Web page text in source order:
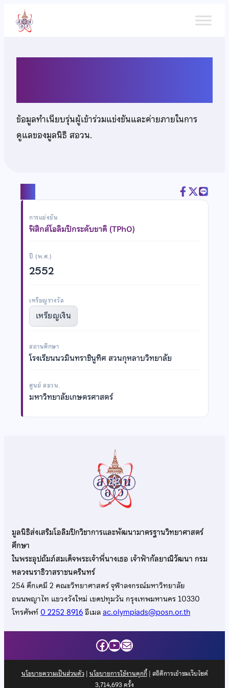
เนื้อหา
ข้อมูลทำเนียบรุ่นผู้เข้าร่วมแข่งขันและค่ายภายในการ
ดูแลของมูลนิธิ สอวน.
การแข่งขัน
ฟิสิกส์โอลิมปิกระดับชาติ (TPhO)
ปี (พ.ศ.)
2552
เหรียญรางวัล
เหรียญเงิน
สถานศึกษา
โรงเรียนนวมินทราชินูทิศ สวนกุหลาบวิทยาลัย
ศูนย์ สอวน.
มหาวิทยาลัยเกษตรศาสตร์
มูลนิธิส่งเสริมโอลิมปิกวิชาการและพัฒนามาตรฐานวิทยาศาสตร์
ศึกษา
ในพระอุปถัมภ์สมเด็จพระเจ้าพี่นางเธอ เจ้าฟ้ากัลยาณิวัฒนา กรม
หลวงนราธิวาสราชนครินทร์
254 ตึกเคมี 2 คณะวิทยาศาสตร์ จุฬาลงกรณ์มหาวิทยาลัย
ถนนพญาไท แขวงวังใหม่ เขตปทุมวัน กรุงเทพมหานคร 10330
โทรศัพท์0 2252 8916อีเมลac.olympiads@posn.or.th
Facebook
YouTube
Mail
นโยบายความเป็นส่วนตัว| นโยบายการใช้งานคุกกี้| สถิติการเข้าชมเว็บไซต์
3,714,693ครั้ง